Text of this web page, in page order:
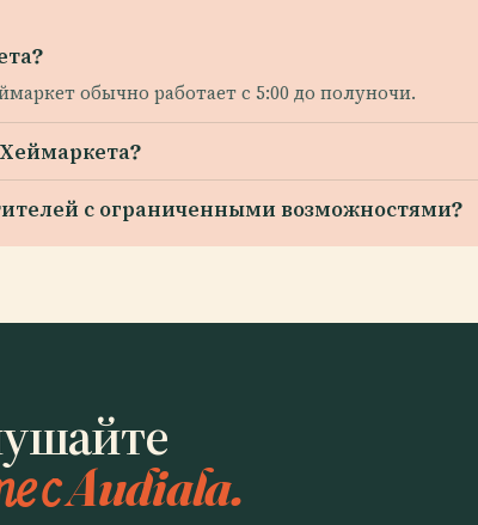
обычно работает с 5:00 до полуночи.
с ограниченными возможностями?
с Audiala.